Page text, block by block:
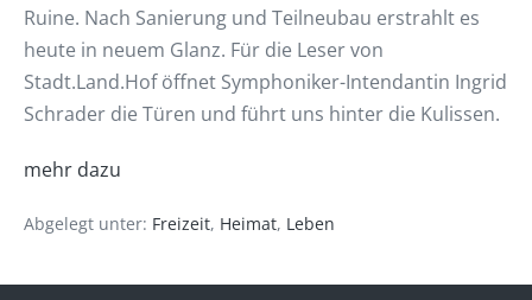
Ruine. Nach Sanierung und Teilneubau erstrahlt es
heute in neuem Glanz. Für die Leser von
Stadt.Land.Hof öffnet Symphoniker-Intendantin Ingrid
Schrader die Türen und führt uns hinter die Kulissen.
mehr dazu
Abgelegt unter: Freizeit, Heimat, Leben